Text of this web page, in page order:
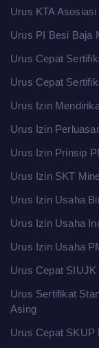
Urus KTA
Urus PI Besi Baja
Urus Cepat
Urus Cepat
Urus Izin
Urus Izin
Urus Izin Prinsip
Urus Izin SKT
Urus Izin Usaha
Urus Izin Usaha
Urus Izin Usaha
Urus Cepat SIUJK
Urus Sertifikat
Asing
Urus Cepat SKUP